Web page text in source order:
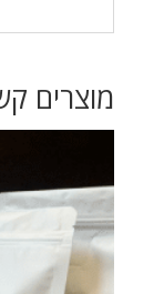
מוצרים